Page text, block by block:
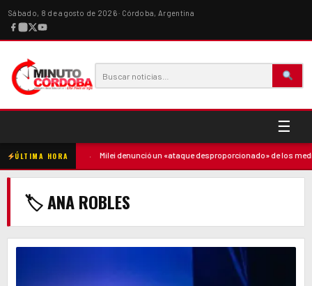
Sábado, 8 de agosto de 2026 · Córdoba, Argentina
☰
ÚLTIMA HORA
contra la madre Milei denunció un «ataque desproporcionado» de los
🏷 ANA ROBLES